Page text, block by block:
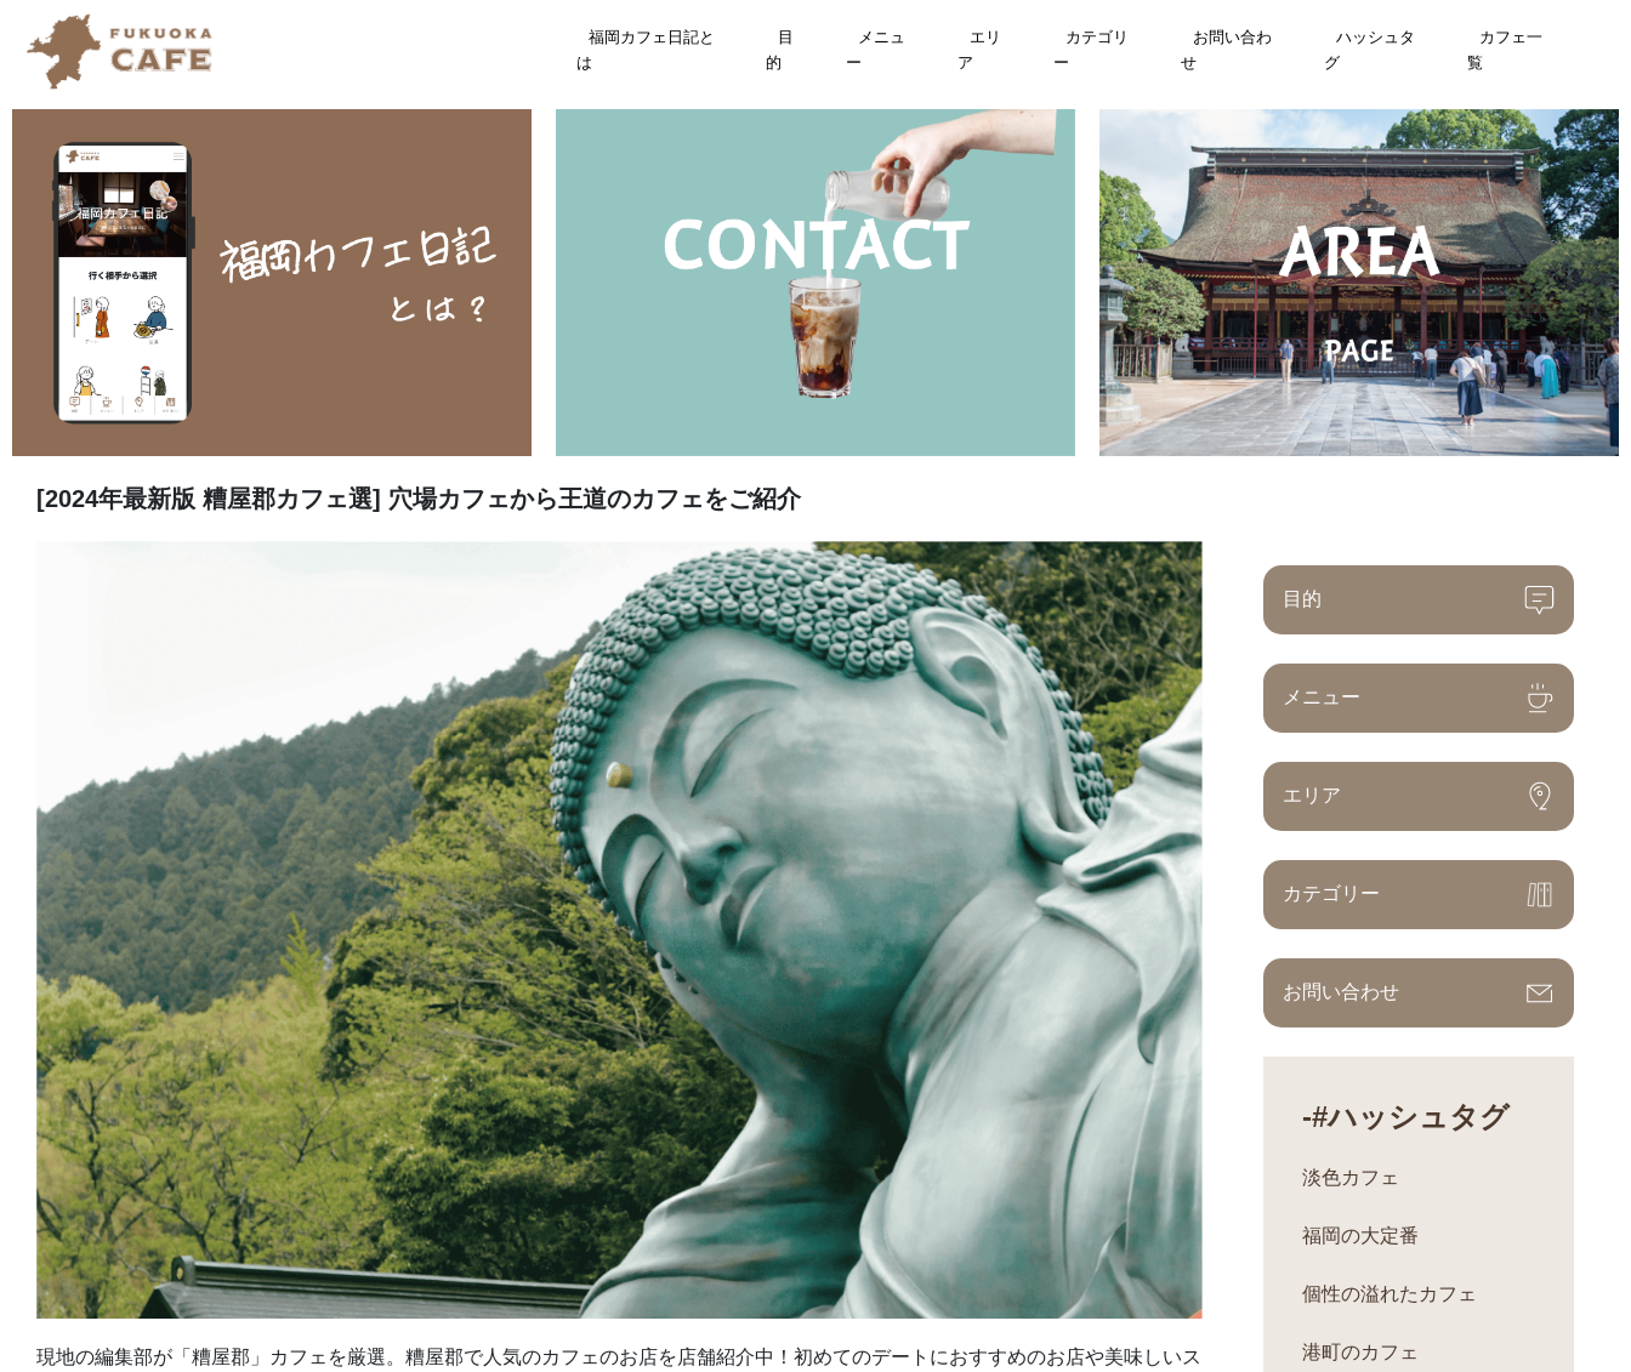
福岡カフェ日記と
は
目
的
メニュ
ー
エリ
ア
カテゴリ
ー
お問い合わ
せ
ハッシュタ
グ
カフェ一
覧
[2024年最新版 糟屋郡カフェ選] 穴場カフェから王道のカフェをご紹介
現地の編集部が「糟屋郡」カフェを厳選。糟屋郡で人気のカフェのお店を店舗紹介中！初めてのデートにおすすめのお店や美味しいス
目的
メニュー
エリア
カテゴリー
お問い合わせ
-#ハッシュタグ
淡色カフェ
福岡の大定番
個性の溢れたカフェ
港町のカフェ